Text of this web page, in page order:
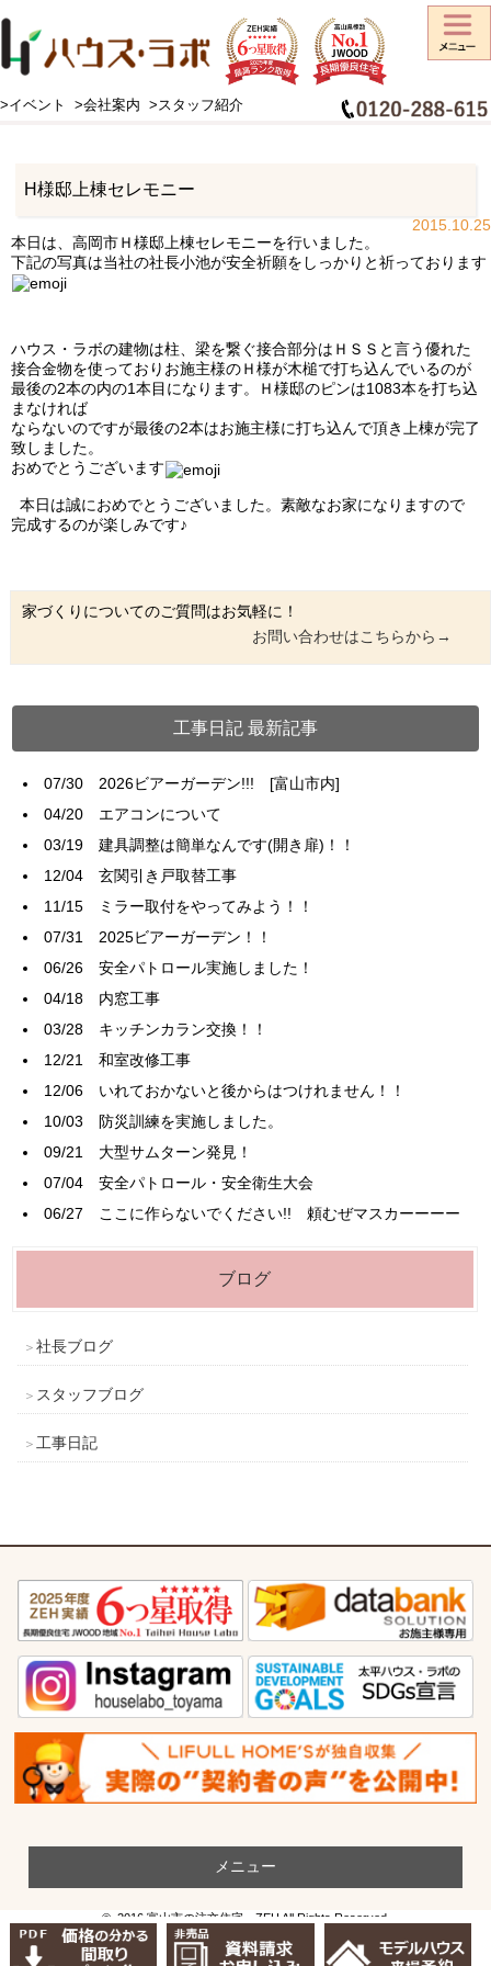
>イベント >会社案内 >スタッフ紹介
HOME > 工事日記> お知らせ > H様邸上棟セレモニー
H様邸上棟セレモニー
2015.10.25
本日は、高岡市Ｈ様邸上棟セレモニーを行いました。
下記の写真は当社の社長小池が安全祈願をしっかりと祈っております
ハウス・ラボの建物は柱、梁を繋ぐ接合部分はＨＳＳと言う優れた
接合金物を使っておりお施主様のＨ様が木槌で打ち込んでいるのが
最後の2本の内の1本目になります。Ｈ様邸のピンは1083本を打ち込
まなければ
ならないのですが最後の2本はお施主様に打ち込んで頂き上棟が完了
致しました。
おめでとうございます
本日は誠におめでとうございました。素敵なお家になりますので
完成するのが楽しみです♪
家づくりについてのご質問はお気軽に！
お問い合わせはこちらから→
工事日記 最新記事
07/30 2026ビアーガーデン!!! [富山市内]
04/20 エアコンについて
03/19建具調整は簡単なんです(開き扉)！！
12/04玄関引き戸取替工事
11/15
ミラー取付をやってみよう！！
07/31 2025ビアーガーデン！！
06/26安全パトロール実施しました！
04/18 内窓工事
03/28 キッチンカラン交換！！
12/21和室改修工事
12/06 いれておかないと後からはつけれません！！
10/03 防災訓練を実施しました。
09/21 大型サムターン発見！
07/04安全パトロール・安全衛生大会
06/27
ここに作らないでください!! 頼むぜマスカーーーー
ブログ
社長ブログ
スタッフブログ
工事日記
メニュー
© 2016 富山市の注文住宅・ZEH All Rights Reserved.